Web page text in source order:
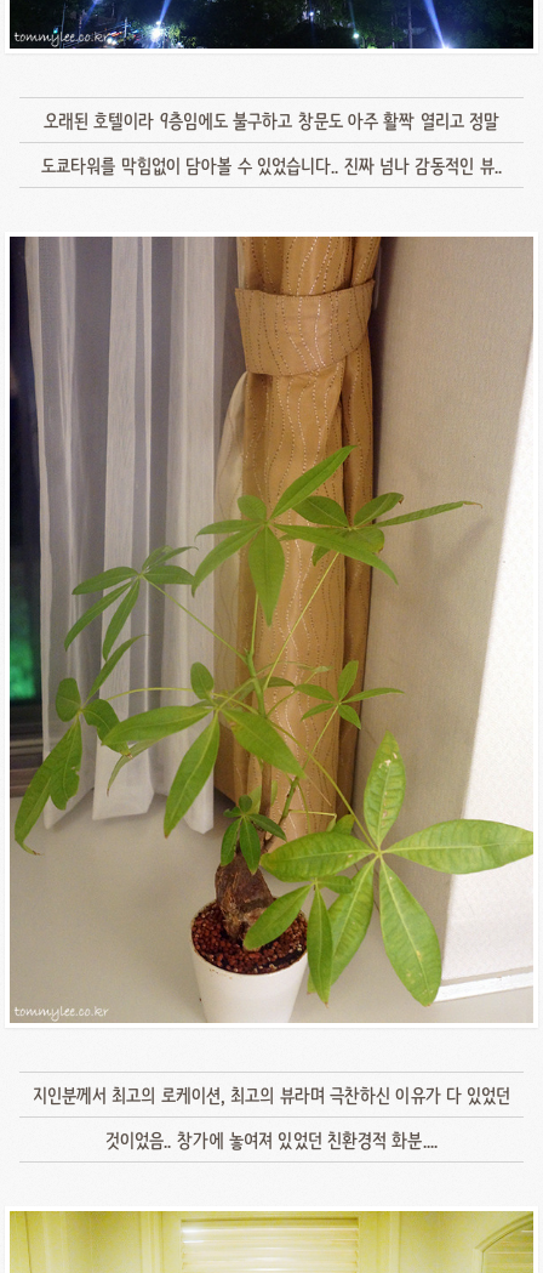
오래된 호텔이라 9층임에도 불구하고 창문도 아주 활짝 열리고 정말
도쿄타워를 막힘없이 담아볼 수 있었습니다.. 진짜 넘나 감동적인 뷰..
지인분께서 최고의 로케이션, 최고의 뷰라며 극찬하신 이유가 다 있었던
것이었음.. 창가에 놓여져 있었던 친환경적 화분....